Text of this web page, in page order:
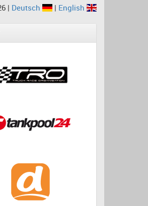
| Deutsch | English